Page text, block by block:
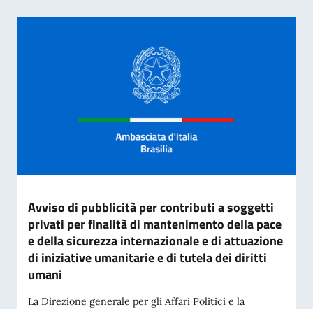
Avviso di pubblicità per contributi a soggetti
privati per finalità di mantenimento della pace
e della sicurezza internazionale e di attuazione
di iniziative umanitarie e di tutela dei diritti
umani
La Direzione generale per gli Affari Politici e la